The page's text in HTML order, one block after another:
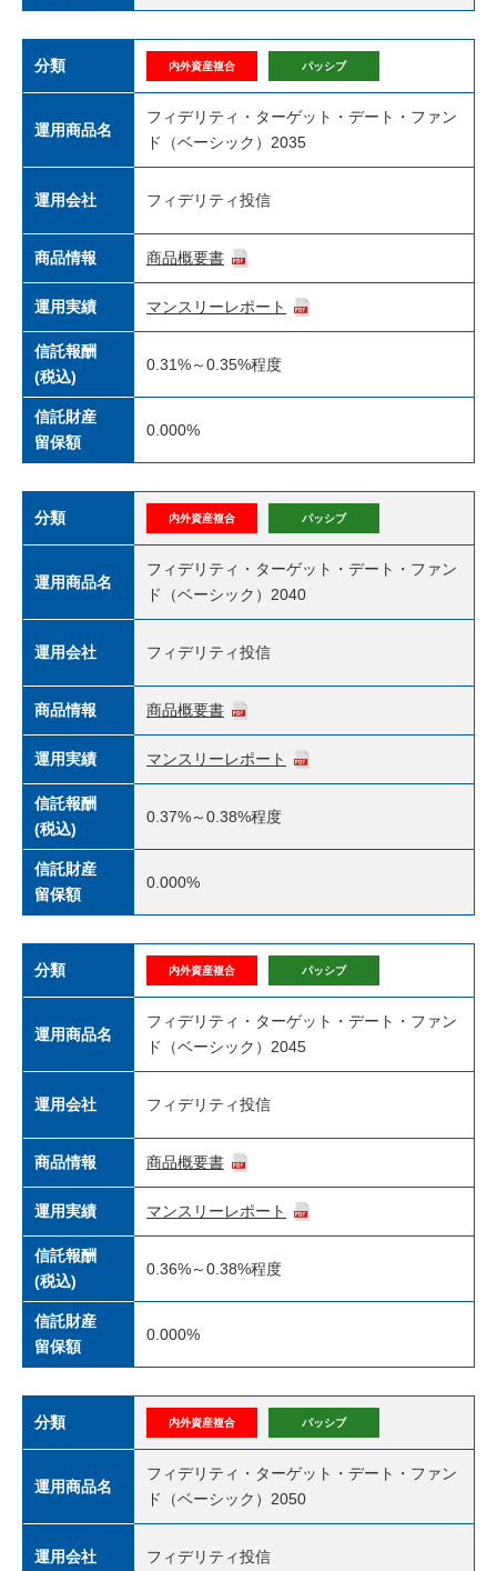
分類 内外資産複合 パッシブ
運用商品名
フィデリティ・ターゲット・デート・ファン
ド（ベーシック）2035
運用会社 フィデリティ投信
商品情報 商品概要書
運用実績 マンスリーレポート
信託報酬
(税込)
0.31%～0.35%程度
信託財産
留保額
0.000%
分類 内外資産複合 パッシブ
運用商品名
フィデリティ・ターゲット・デート・ファン
ド（ベーシック）2040
運用会社 フィデリティ投信
商品情報 商品概要書
運用実績 マンスリーレポート
信託報酬
(税込)
0.37%～0.38%程度
信託財産
留保額
0.000%
分類 内外資産複合 パッシブ
運用商品名
フィデリティ・ターゲット・デート・ファン
ド（ベーシック）2045
運用会社 フィデリティ投信
商品情報 商品概要書
運用実績 マンスリーレポート
信託報酬
(税込)
0.36%～0.38%程度
信託財産
留保額
0.000%
分類 内外資産複合 パッシブ
運用商品名
フィデリティ・ターゲット・デート・ファン
ド（ベーシック）2050
運用会社 フィデリティ投信